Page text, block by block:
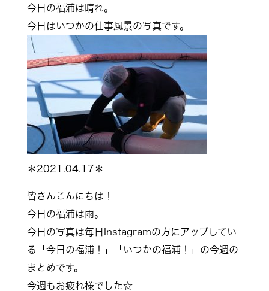
今日の福浦は晴れ。
今日はいつかの仕事風景の写真です。
＊2021.04.17＊
皆さんこんにちは！
今日の福浦は雨。
今日の写真は毎日Instagramの方にアップしてい
る「今日の福浦！」「いつかの福浦！」の今週の
まとめです。
今週もお疲れ様でした☆